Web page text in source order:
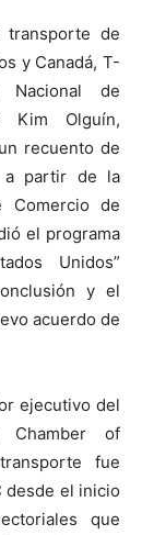
transporte de
y Canadá, T-
Nacional de
Kim Olguín,
recuento de
a partir de la
Comercio de
el programa
Unidos”
y el
acuerdo de
ejecutivo del
Chamber of
fue
desde el inicio
que